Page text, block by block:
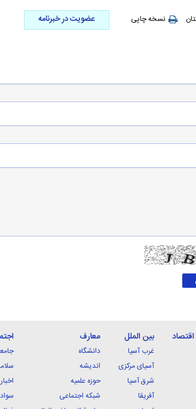
نسخه چاپی عضویت در خبرنامه
بین الملل
غرب آسیا
آسیای مرکزی
شرق آسیا
آفریقا
معارف
دانشگاه
اندیشه
حوزه علمیه
شبکه اجتماعی